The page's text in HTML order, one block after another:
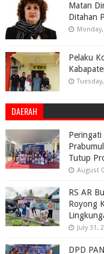
Matan
Ditahan
Pelaku
DAERAH
Peringati
Tutup
August
RS AR
Royong
July 31,
DPD